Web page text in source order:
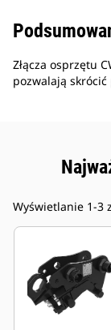
Złącza osprzętu
pozwalają
Wyświetlanie 1-3